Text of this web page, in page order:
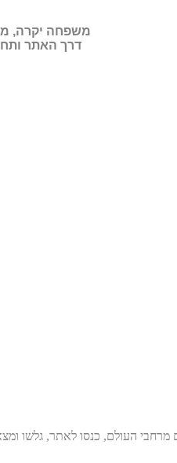
משפחה יקרה,
דרך האתר
העולם, כנסו לאתר, גלשו